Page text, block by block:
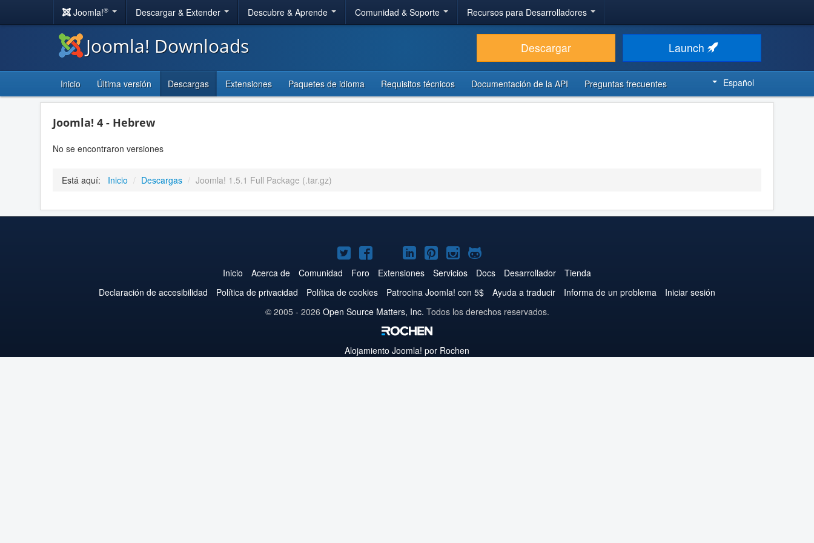
Joomla!® Descargar & Extender Descubre & Aprende Comunidad & Soporte Recursos para Desarrolladores
Joomla! Downloads Descargar Launch
Inicio Última versión Descargas Extensiones Paquetes de idioma Requisitos técnicos Documentación de la API Preguntas frecuentes Español
Joomla! 4 - Hebrew
No se encontraron versiones
Está aquí: Inicio / Descargas / Joomla! 1.5.1 Full Package (.tar.gz)
Joomla!
en
Twitter
Joomla!
en
Facebook
Joomla!
en
YouTube
Joomla!
en
LinkedIn
Joomla!
en
Pinterest
Joomla!
en
Instagram
Joomla!
en
GitHub
Inicio Acerca de Comunidad Foro Extensiones Servicios Docs Desarrollador
Tienda
Declaración de accesibilidad
Política de privacidad Política de cookies Patrocina Joomla! con 5$ Ayuda a traducir Informa de un problema
Iniciar sesión
© 2005 - 2026 Open Source Matters, Inc. Todos los derechos reservados.
Alojamiento Joomla! por Rochen